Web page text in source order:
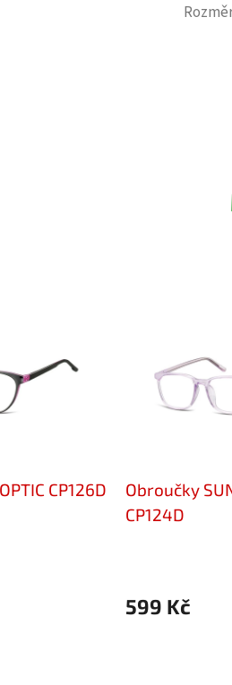
CP126D
Obroučky
CP124D
599 Kč